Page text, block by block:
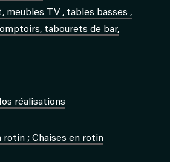
meubles TV , tables basses ,
tabourets de bar,
réalisations
rotin ; Chaises en rotin